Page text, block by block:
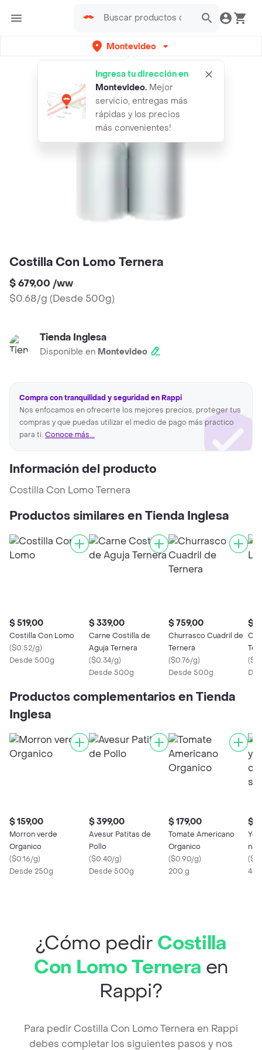
Montevideo
Ingresa tu dirección en
Montevideo. Mejor
servicio, entregas más
rápidas y los precios
más convenientes!
Costilla Con Lomo Ternera
$ 679,00 /ww
$0.68/g (Desde 500g)
Tienda Inglesa
Disponible en Montevideo
Compra con tranquilidad y seguridad en Rappi
Nos enfocamos en ofrecerte los mejores precios, proteger tus
compras y que puedas utilizar el medio de pago más practico
para ti. Conoce más...
Información del producto
Costilla Con Lomo Ternera
Productos similares en Tienda Inglesa
$ 519,00
Costilla Con Lomo
($0.52/g)
Desde 500g
$ 339,00
Carne Costilla de
Aguja Ternera
($0.34/g)
Desde 500g
$ 759,00
Churrasco Cuadril de
Ternera
($0.76/g)
Desde 500g
$
(
Productos complementarios en Tienda
Inglesa
$ 159,00
Morron verde
Organico
($0.16/g)
Desde 250g
$ 399,00
Avesur Patitas de
Pollo
($0.40/g)
Desde 500g
$ 179,00
Tomate Americano
Organico
($0.90/g)
200 g
$
(
¿Cómo pedir Costilla
Con Lomo Ternera en
Rappi?
Para pedir Costilla Con Lomo Ternera en Rappi
debes completar los siguientes pasos y nos